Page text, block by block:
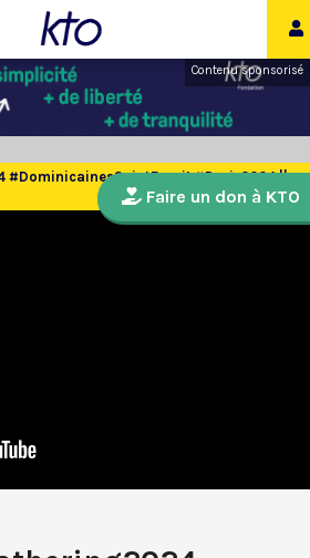
Contenu sponsorisé
#DominicainesSaintEsprit #Paris2024 ||
Faire un don à KTO